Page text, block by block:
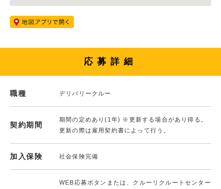
応募詳細
職種 デリバリークルー
契約期間
期間の定めあり(1年) ※更新する場合があり得る。
更新の際は雇用契約書によって行う。
加入保険 社会保険完備
WEB応募ボタンまたは、クルーリクルートセンター